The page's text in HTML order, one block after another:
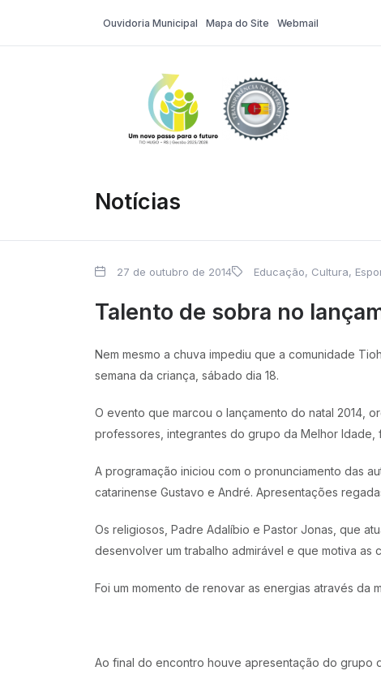
Ouvidoria Municipal Mapa do Site Webmail
Notícias
27 de outubro de 2014 Educação, Cultura,
Talento de sobra no
Nem mesmo a chuva impediu que a comunidade
semana da criança, sábado dia 18.
O evento que marcou o lançamento do natal 2014,
professores, integrantes do grupo da Melhor Idade,
A programação iniciou com o pronunciamento das
catarinense Gustavo e André. Apresentações
Os religiosos, Padre Adalíbio e Pastor Jonas, que
desenvolver um trabalho admirável e que motiva as
Foi um momento de renovar as energias através da
Ao final do encontro houve apresentação do grupo